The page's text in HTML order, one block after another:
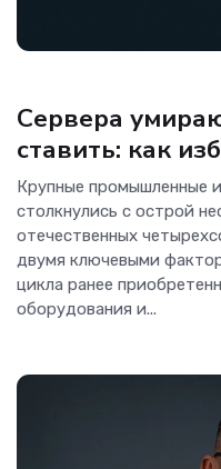
Сервера
ставить: как
Крупные промышленные
столкнулись с острой
отечественных
двумя ключевыми
цикла ранее
оборудования и...